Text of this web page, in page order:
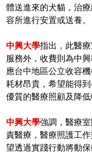
體送進來的犬貓，治
容所進行安置或送養。
中興大學指出，此醫
服務外，收費則為中
應台中地區公立收容
耗材昂貴，希望能得
優質的醫療照顧及降
中興大學強調，醫療
責醫療，醫療照護工
望透過實踐行動將動保